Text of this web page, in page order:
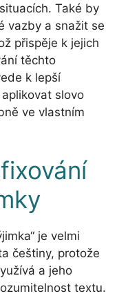
Také by
vazby a snažit se
přispěje k jejich
těchto
k lepší
slovo
ve vlastním
je velmi
češtiny, protože
a jeho
textu.